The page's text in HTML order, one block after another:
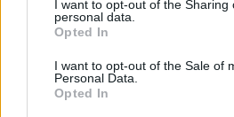
I want to opt-out of the Sharing
personal data.
Opted In
I want to opt-out of the Sale of
Personal Data.
Opted In
07 sierpnia 2026 | 17:22
Kard. Parolin: pokój zaczyna się od
07 sierpnia 2026 | 16:41
Leon XIV spotka się we Francji z